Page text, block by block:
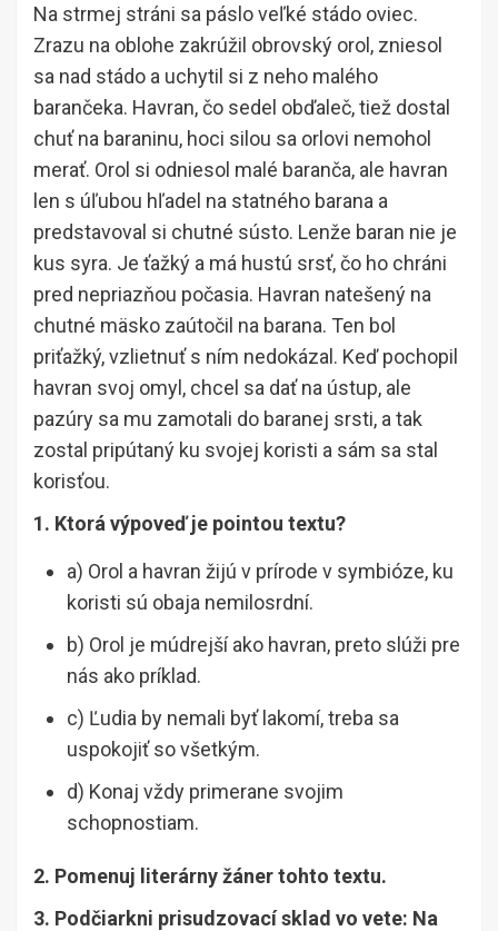
Na strmej stráni sa páslo veľké stádo oviec.
Zrazu na oblohe zakrúžil obrovský orol, zniesol
sa nad stádo a uchytil si z neho malého
barančeka. Havran, čo sedel obďaleč, tiež dostal
chuť na baraninu, hoci silou sa orlovi nemohol
merať. Orol si odniesol malé baranča, ale havran
len s úľubou hľadel na statného barana a
predstavoval si chutné sústo. Lenže baran nie je
kus syra. Je ťažký a má hustú srsť, čo ho chráni
pred nepriazňou počasia. Havran natešený na
chutné mäsko zaútočil na barana. Ten bol
priťažký, vzlietnuť s ním nedokázal. Keď pochopil
havran svoj omyl, chcel sa dať na ústup, ale
pazúry sa mu zamotali do baranej srsti, a tak
zostal pripútaný ku svojej koristi a sám sa stal
korisťou.
1. Ktorá výpoveď je pointou textu?
a) Orol a havran žijú v prírode v symbióze, ku
koristi sú obaja nemilosrdní.
b) Orol je múdrejší ako havran, preto slúži pre
nás ako príklad.
c) Ľudia by nemali byť lakomí, treba sa
uspokojiť so všetkým.
d) Konaj vždy primerane svojim
schopnostiam.
2. Pomenuj literárny žáner tohto textu.
3. Podčiarkni prisudzovací sklad vo vete: Na